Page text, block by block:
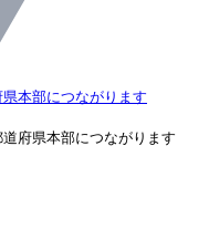
本部につながります
府県本部につながります